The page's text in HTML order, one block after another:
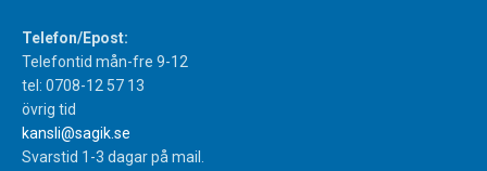
Telefon/Epost:
Telefontid mån-fre 9-12
tel: 0708-12 57 13
övrig tid
kansli@sagik.se
Svarstid 1-3 dagar på mail.